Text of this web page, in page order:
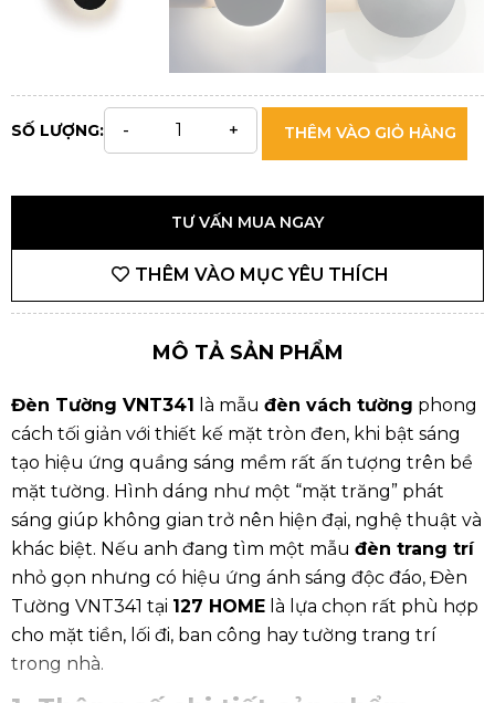
SỐ LƯỢNG: THÊM VÀO GIỎ HÀNG
TƯ VẤN MUA NGAY
THÊM VÀO MỤC YÊU THÍCH
MÔ TẢ SẢN PHẨM
Đèn Tường VNT341 là mẫu đèn vách tường phong
cách tối giản với thiết kế mặt tròn đen, khi bật sáng
tạo hiệu ứng quầng sáng mềm rất ấn tượng trên bề
mặt tường. Hình dáng như một “mặt trăng” phát
sáng giúp không gian trở nên hiện đại, nghệ thuật và
khác biệt. Nếu anh đang tìm một mẫu đèn trang trí
nhỏ gọn nhưng có hiệu ứng ánh sáng độc đáo, Đèn
Tường VNT341 tại 127 HOME là lựa chọn rất phù hợp
cho mặt tiền, lối đi, ban công hay tường trang trí
trong nhà.